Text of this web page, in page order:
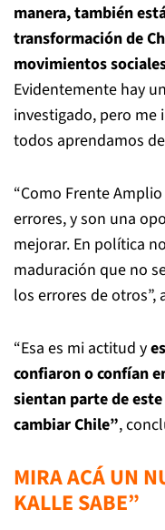
manera, también
transformación de
movimientos
Evidentemente hay
investigado, pero me
todos aprendamos
“Como Frente
errores, y son una
mejorar. En política
maduración que no
los errores de otros”,
“Esa es mi actitud y
confiaron o confían
sientan parte de
cambiar Chile”,
MIRA ACÁ UN
KALLE SABE”